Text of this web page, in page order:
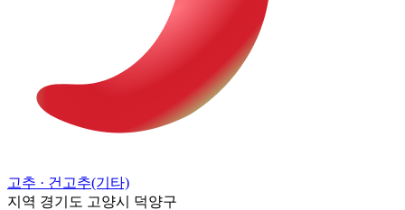
고추 · 건고추(기타)
지역 경기도 고양시 덕양구